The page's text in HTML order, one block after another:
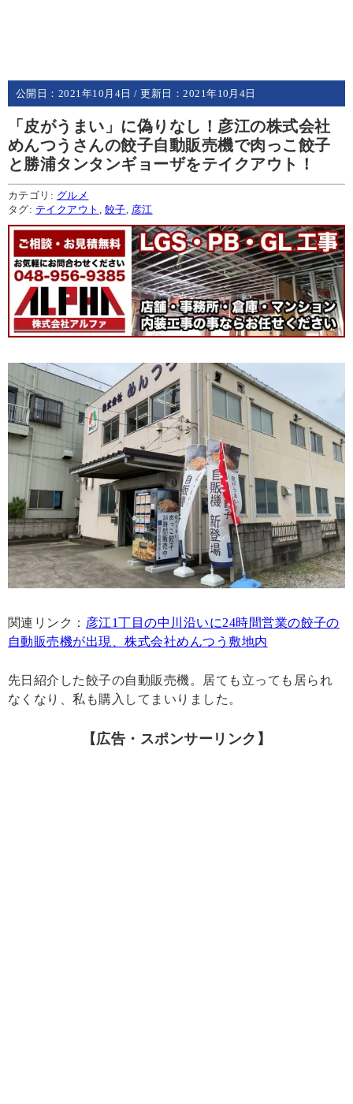
公開日： 2021年10月4日 / 更新日：2021年10月4日
「皮がうまい」に偽りなし！彦江の株式会社
めんつうさんの餃子自動販売機で肉っこ餃子
と勝浦タンタンギョーザをテイクアウト！
カテゴリ: グルメ
タグ: テイクアウト , 餃子, 彦江
関連リンク： 彦江1丁目の中川沿いに24時間営業の餃子の
自動販売機が出現、株式会社めんつう敷地内
先日紹介した餃子の自動販売機。居ても立っても居られ
なくなり、私も購入してまいりました。
【広告・スポンサーリンク】